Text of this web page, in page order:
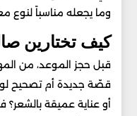
وما يجعله مناسباً لنوع
كيف تختارين
قبل حجز الموعد، من
قصّة جديدة أم تصحيح
أو عناية عميقة